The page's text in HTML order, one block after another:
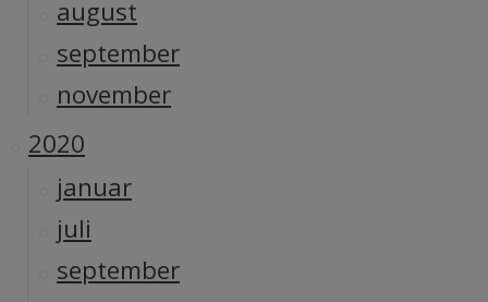
august
september
november
2020
januar
juli
september